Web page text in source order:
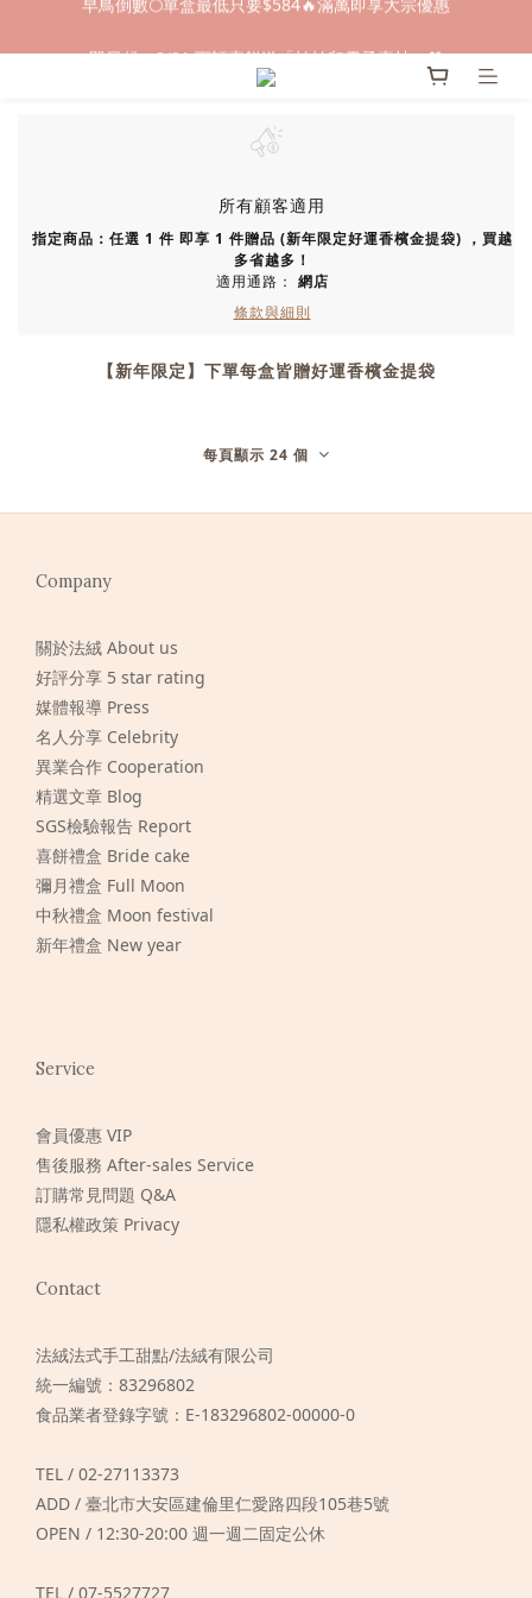
即日起～8/31 下訂喜餅送「拍拍印電子喜帖」💖
早鳥倒數🌕單盒最低只要$584🔥滿萬即享大宗優惠
所有顧客適用
指定商品：任選 1 件 即享 1 件贈品 (新年限定好運香檳金提袋) ，買越
多省越多！
適用通路： 網店
條款與細則
【新年限定】下單每盒皆贈好運香檳金提袋
每頁顯示 24 個
Company
關於法絨 About us
好評分享 5 star rating
媒體報導 Press
名人分享 Celebrity
異業合作 Cooperation
精選文章 Blog
SGS檢驗報告 Report
喜餅禮盒 Bride cake
彌月禮盒 Full Moon
中秋禮盒 Moon festival
新年禮盒 New year
Service
會員優惠 VIP
售後服務 After-sales Service
訂購常見問題 Q&A
隱私權政策 Privacy
Contact
法絨法式手工甜點/法絨有限公司
統一編號：83296802
食品業者登錄字號：E-183296802-00000-0
TEL / 02-27113373
ADD / 臺北市大安區建倫里仁愛路四段105巷5號
OPEN / 12:30-20:00 週一週二固定公休
TEL / 07-5527727